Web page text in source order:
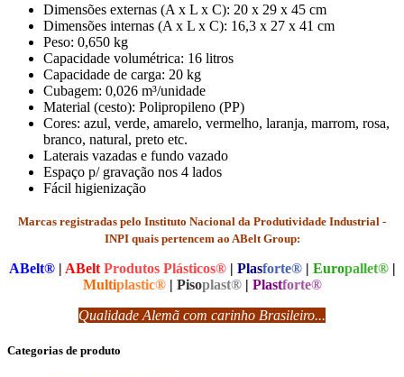
Dimensões externas (A x L x C): 20 x 29 x 45 cm
Dimensões internas (A x L x C): 16,3 x 27 x 41 cm
Peso: 0,650 kg
Capacidade volumétrica: 16 litros
Capacidade de carga: 20 kg
Cubagem: 0,026 m³/unidade
Material (cesto): Polipropileno (PP)
Cores: azul, verde, amarelo, vermelho, laranja, marrom, rosa,
branco, natural, preto etc.
Laterais vazadas e fundo vazado
Espaço p/ gravação nos 4 lados
Fácil higienização
Marcas registradas pelo Instituto Nacional da Produtividade Industrial -
INPI quais pertencem ao ABelt Group:
ABelt®| ABelt Produtos Plásticos®| Plasforte® | Europallet® |
Multiplastic® | Pisoplast® | Plastforte®
Qualidade Alemã com carinho Brasileiro...
Categorias de produto